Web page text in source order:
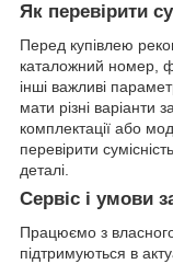
Як перевірити
Перед купівлею
каталожний номер,
інші важливі
мати різні варіанти
комплектації або
перевірити
деталі.
Сервіс і умови
Працюємо з власного
підтримуються в